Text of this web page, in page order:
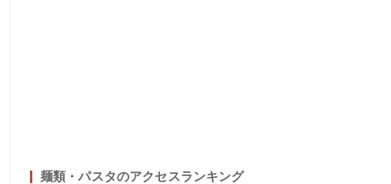
麺類・パスタのアクセスランキング